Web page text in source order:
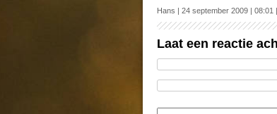
Hans | 24 september 2009 | 08:01 |
Laat een reactie